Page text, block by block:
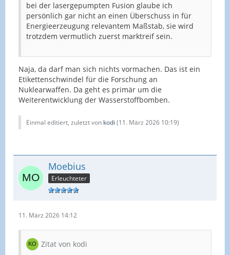
bei der lasergepumpten Fusion glaube ich
persönlich gar nicht an einen Überschuss in für
Energieerzeugung relevantem Maßstab, sie wird
trotzdem vermutlich zuerst marktreif sein.
Naja, da darf man sich nichts vormachen. Das ist ein
Etikettenschwindel für die Forschung an
Nuklearwaffen. Da geht es primär um die
Weiterentwicklung der Wasserstoffbomben.
Einmal editiert, zuletzt von kodi (11. März 2026 10:19)
Moebius
Erleuchteter
11. März 2026 14:12
Zitat von kodi